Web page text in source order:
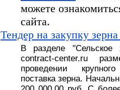
можете
сайта.
Тендер на закупку
В разделе "Сельское
contract-center.ru
проведении
поставказерна. На